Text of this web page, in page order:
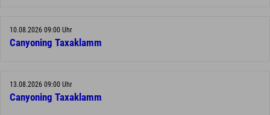
10.08.2026 09:00 Uhr
Canyoning Taxaklamm
13.08.2026 09:00 Uhr
Canyoning Taxaklamm